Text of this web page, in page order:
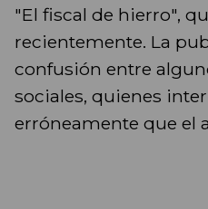
"El fiscal de hierro",
recientemente. La
confusión entre
sociales, quienes
erróneamente que el